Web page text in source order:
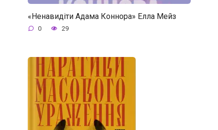
«Ненавидіти Адама Коннора» Елла Мейз
0 29